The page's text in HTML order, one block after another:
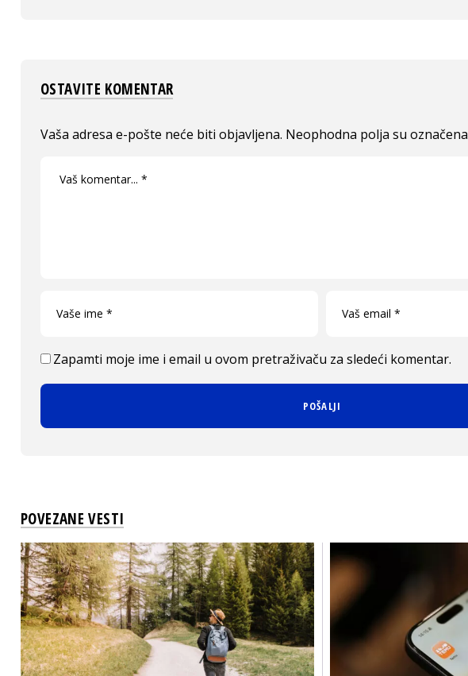
OSTAVITE KOMENTAR
Vaša adresa e-pošte neće biti objavljena. Neophodna polja su označena
Zapamti moje ime i email u ovom pretraživaču za sledeći komentar.
POVEZANE VESTI